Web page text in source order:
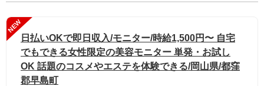
NEW
日払いOKで即日収入/モニター/時給1,500円〜 自宅
でもできる女性限定の美容モニター 単発・お試し
OK 話題のコスメやエステを体験できる/岡山県/都窪
郡早島町